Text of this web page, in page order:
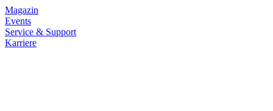
Magazin
Events
Service & Support
Karriere